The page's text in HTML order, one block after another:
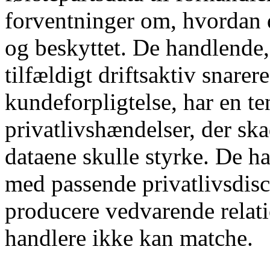
forventninger om,
og beskyttet. De
tilfældigt driftsaktiv
kundeforpligtelse, har en
privatlivshændelser, der
dataene skulle styrke. De
med passende
producere vedvarende
handlere ikke kan matche.